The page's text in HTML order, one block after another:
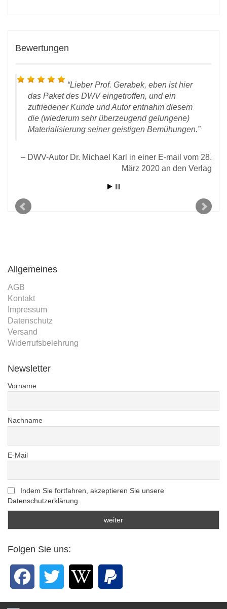
Bewertungen
Lieber Prof. Gerabek, eben ist hier
das Paket des DWV eingetroffen, und ein
zufriedener Kunde und Autor entnahm diesem
die (wiederum sehr überzeugend gelungene)
Materialisierung seiner geistigen Bemühungen.
DWV-Autor Dr. Michael Karl in einer E-mail vom 28.
März 2020 an den Verlag
Allgemeines
AGB
Kontakt
Impressum
Datenschutz
Versand
Widerrufsbelehrung
Newsletter
Vorname
Nachname
E-Mail
Indem Sie fortfahren, akzeptieren Sie unsere
Datenschutzerklärung.
Folgen Sie uns: